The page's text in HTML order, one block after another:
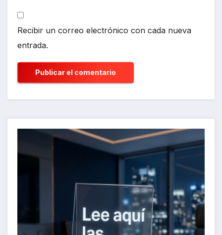
Recibir un correo electrónico con cada nueva
entrada.